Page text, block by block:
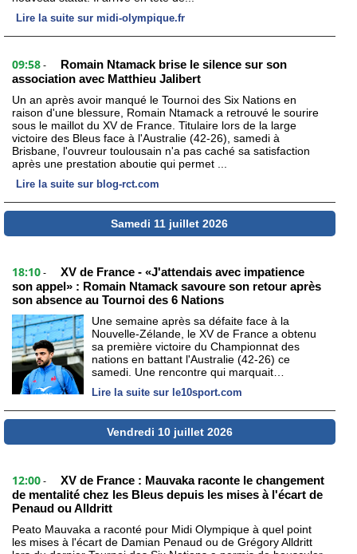
Lire la suite sur midi-olympique.fr
09:58 -
Romain Ntamack brise le silence sur son
association avec Matthieu Jalibert
Un an après avoir manqué le Tournoi des Six Nations en
raison d'une blessure, Romain Ntamack a retrouvé le sourire
sous le maillot du XV de France. Titulaire lors de la large
victoire des Bleus face à l'Australie (42-26), samedi à
Brisbane, l'ouvreur toulousain n'a pas caché sa satisfaction
après une prestation aboutie qui permet ...
Lire la suite sur blog-rct.com
Samedi 11 juillet 2026
18:10 -
XV de France - «J'attendais avec impatience
son appel» : Romain Ntamack savoure son retour après
son absence au Tournoi des 6 Nations
Une semaine après sa défaite face à la
Nouvelle-Zélande, le XV de France a obtenu
sa première victoire du Championnat des
nations en battant l'Australie (42-26) ce
samedi. Une rencontre qui marquait…
Lire la suite sur le10sport.com
Vendredi 10 juillet 2026
12:00 -
XV de France : Mauvaka raconte le changement
de mentalité chez les Bleus depuis les mises à l'écart de
Penaud ou Alldritt
Peato Mauvaka a raconté pour Midi Olympique à quel point
les mises à l'écart de Damian Penaud ou de Grégory Alldritt